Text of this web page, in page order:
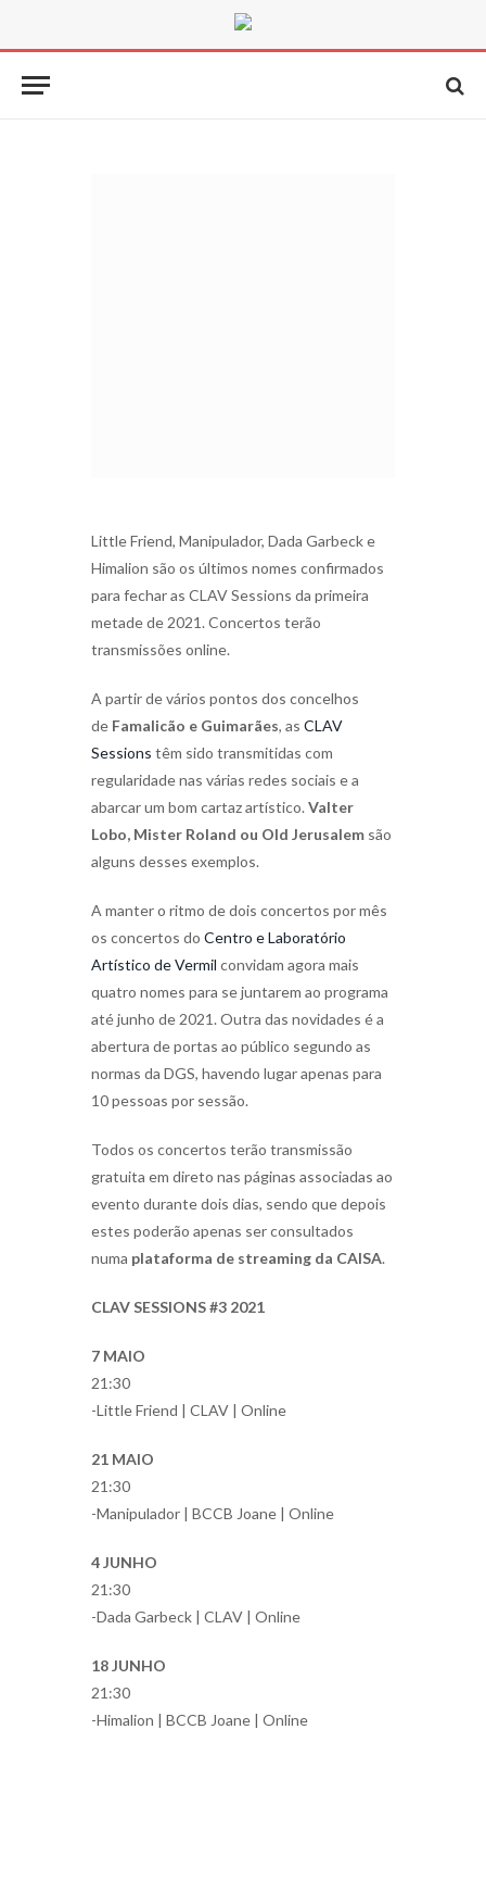
Little Friend, Manipulador, Dada Garbeck e
Himalion são os últimos nomes confirmados
para fechar as CLAV Sessions da primeira
metade de 2021. Concertos terão
transmissões online.
A partir de vários pontos dos concelhos
de Famalicão e Guimarães, as CLAV
Sessions têm sido transmitidas com
regularidade nas várias redes sociais e a
abarcar um bom cartaz artístico. Valter
Lobo, Mister Roland ou Old Jerusalem são
alguns desses exemplos.
A manter o ritmo de dois concertos por mês
os concertos do Centro e Laboratório
Artístico de Vermil convidam agora mais
quatro nomes para se juntarem ao programa
até junho de 2021. Outra das novidades é a
abertura de portas ao público segundo as
normas da DGS, havendo lugar apenas para
10 pessoas por sessão.
Todos os concertos terão transmissão
gratuita em direto nas páginas associadas ao
evento durante dois dias, sendo que depois
estes poderão apenas ser consultados
numa plataforma de streaming da CAISA.
CLAV SESSIONS #3 2021
7 MAIO
21:30
-Little Friend | CLAV | Online
21 MAIO
21:30
-Manipulador | BCCB Joane | Online
4 JUNHO
21:30
-Dada Garbeck | CLAV | Online
18 JUNHO
21:30
-Himalion | BCCB Joane | Online